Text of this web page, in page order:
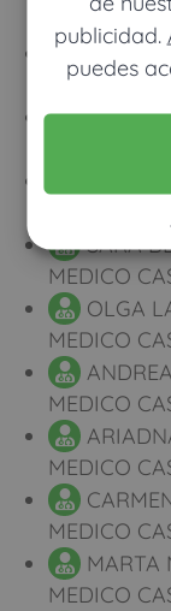
publicidad.
puedes
MEDICO
JAVIER
MEDICO
PEDRO
SARA
MEDICO
OLGA
MEDICO
MEDICO
MEDICO
MEDICO
MARTA
MEDICO